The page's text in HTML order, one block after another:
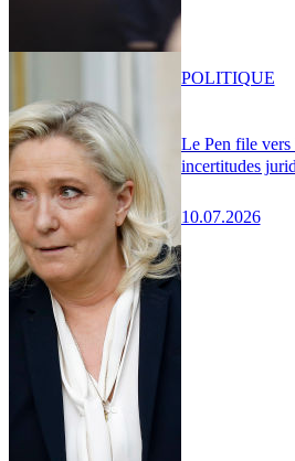
Le Pen file vers
incertitudes
10.07.2026
POLITIQUE